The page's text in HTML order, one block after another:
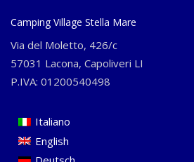
Camping Village Stella Mare
Via del Moletto, 426/c
57031 Lacona, Capoliveri LI
P.IVA: 01200540498
Italiano
English